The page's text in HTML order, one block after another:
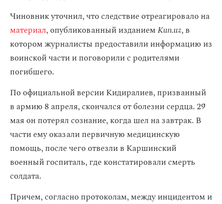
Чиновник уточнил, что следствие отреагировало на
материал, опубликованный изданиемKun.uz, в
котором журналисты предоставили информацию из
воинской части и поговорили с родителями
погибшего.
По официальной версии Кидиралиев, призванный
в армию 8 апреля, скончался от болезни сердца. 29
мая он потерял сознание, когда шел на завтрак. В
части ему оказали первичную медицинскую
помощь, после чего отвезли в Каршинский
военный госпиталь, где констатировали смерть
солдата.
Причем, согласно протоколам, между инцидентом и